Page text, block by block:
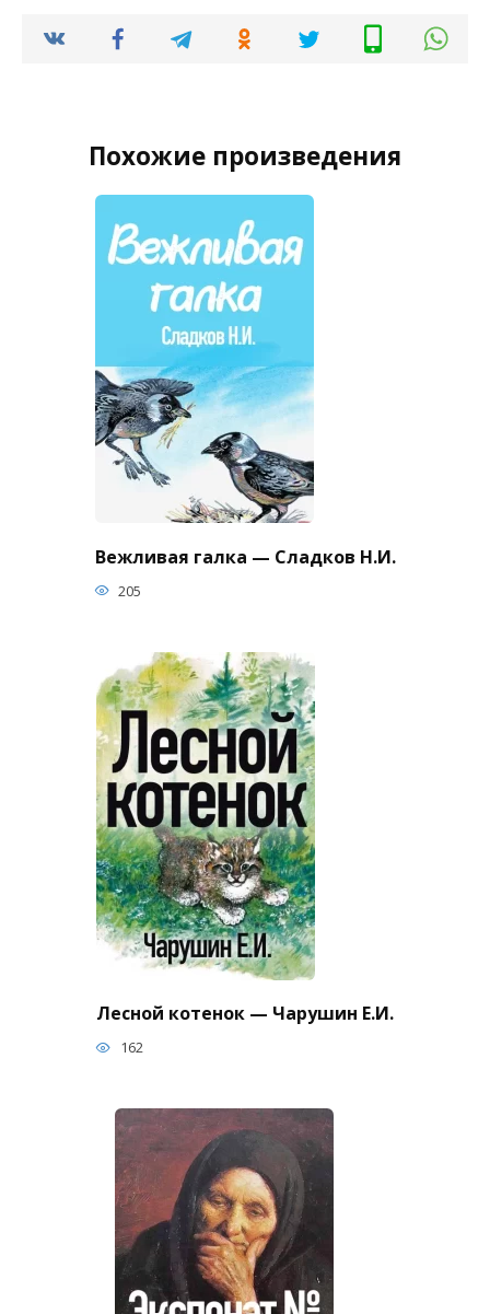
Похожие произведения
Вежливая галка — Сладков Н.И.
205
Лесной котенок — Чарушин Е.И.
162